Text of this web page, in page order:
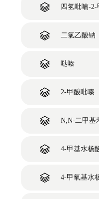
四氢吡喃-2-
二氯乙酸钠
哒嗪
2-甲酸吡嗪
N,N-二甲基
4-甲基水杨
4-甲氧基水